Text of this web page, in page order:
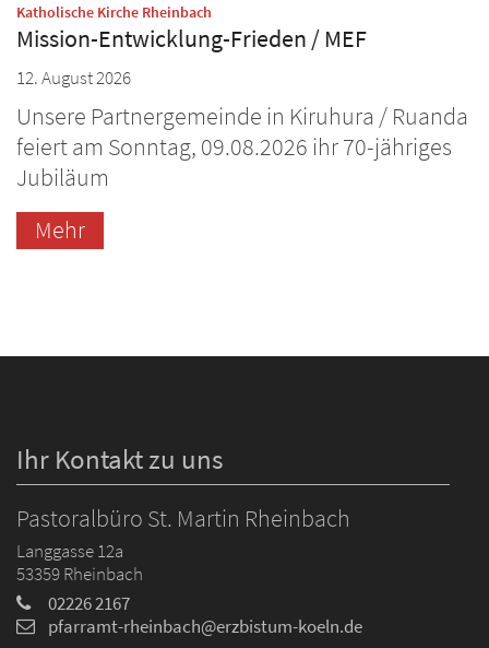
Katholische Kirche Rheinbach
Mission-Entwicklung-Frieden / MEF
12. August 2026
Unsere Partnergemeinde in Kiruhura / Ruanda
feiert am Sonntag, 09.08.2026 ihr 70-jähriges
Jubiläum
Mehr
Ihr Kontakt zu uns
Pastoralbüro St. Martin Rheinbach
Langgasse 12a
53359Rheinbach
02226 2167
pfarramt-rheinbach@erzbistum-koeln.de